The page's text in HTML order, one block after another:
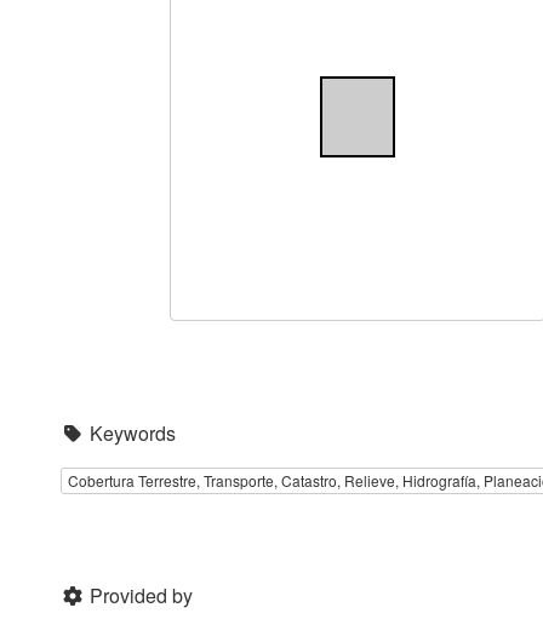
Keywords
Cobertura Terrestre, Transporte, Catastro, Relieve, Hidrografía,
Provided by